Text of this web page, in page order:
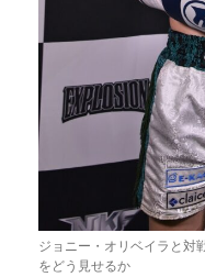
ジョニー・オリベイラと対
をどう見せるか